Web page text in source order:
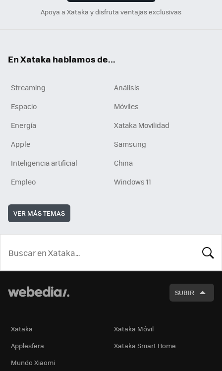
Apoya a Xataka y disfruta ventajas exclusivas
En Xataka hablamos de...
Streaming
Análisis
Espacio
Móviles
Energía
Xataka Movilidad
Apple
Samsung
Inteligencia artificial
China
Empleo
Windows 11
VER MÁS TEMAS
SUBIR
Xataka
Xataka Móvil
Applesfera
Xataka Smart Home
Mundo Xiaomi